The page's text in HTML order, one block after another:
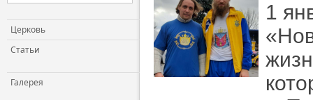
Церковь и общество
Церковь и СМИ
Церковь
Статьи
Галерея
1